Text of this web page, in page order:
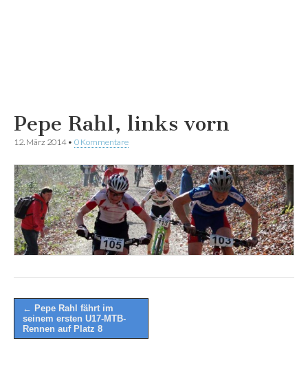
Pepe Rahl, links vorn
12. März 2014• 0 Kommentare
Post
navigation
← Pepe Rahl fährt im
seinem ersten U17-MTB-
Rennen auf Platz 8